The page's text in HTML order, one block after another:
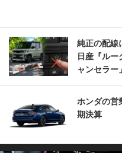
純正の配線
日産『ルー
ャンセラー
ホンダの営
期決算